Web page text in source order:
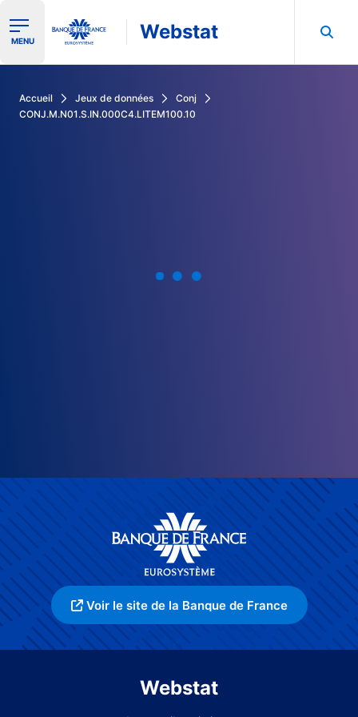
Ouvrir le menu de navigation
MENU Webstat
Accueil Jeux de données
Conj
CONJ.M.N01.S.IN.000C4.LITEM100.10
Voir le site de la Banque de France
Webstat